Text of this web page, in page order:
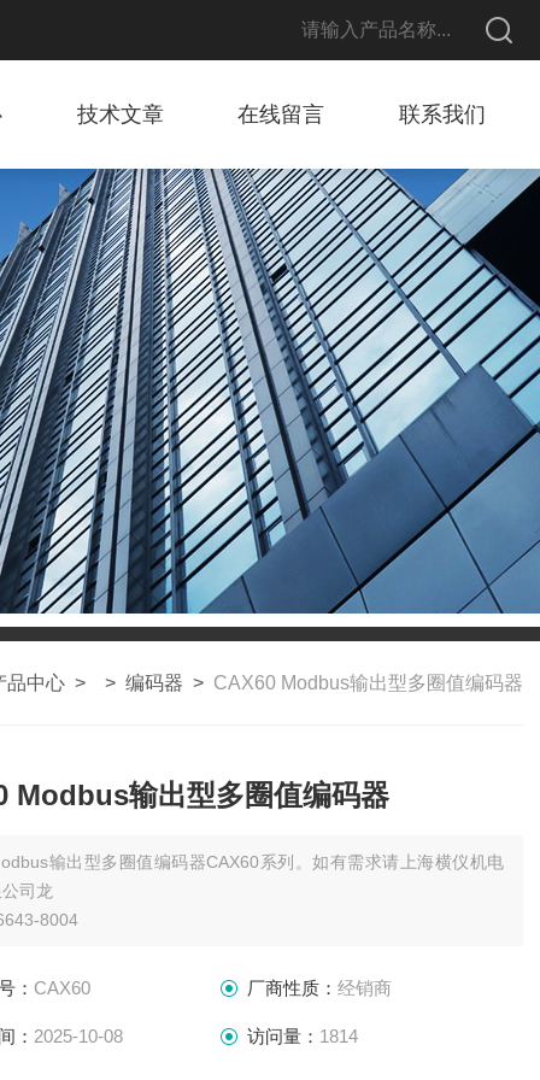
技术文章 在线留言 联系我们
品中心 > > 编码器 > CAX60 Modbus输出型多圈值编码器
Modbus输出型多圈值编码器
输出型多圈值编码器CAX60系列。如有需求请上海横仪机电
司龙
8004
： CAX60 厂商性质： 经销商
： 2025-10-08 访问量： 1814